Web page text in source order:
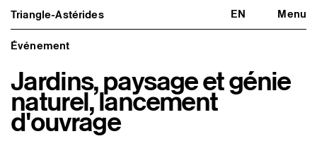
Triangle-Astérides EN Menu
Triangle-Astérides
Centre d’art contemporain
d’intérêt national
et résidence internationale d'artistes
Fermer
Présentation
À propos
Équipe et gouvernance
Partenaires et réseaux
Formation professionnelle
Événement
Jardins, paysage et génie
naturel, lancement
d'ouvrage